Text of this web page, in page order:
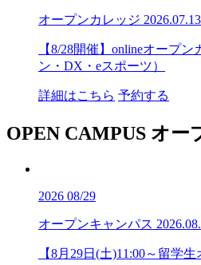
オープンカレッジ 2026.07.13
【8/28開催】onlineオープ
ン・DX・eスポーツ）
詳細はこちら 予約する
OPEN CAMPUS オー
2026 08/29
オープンキャンパス
【8月29日(土)11:00～留学